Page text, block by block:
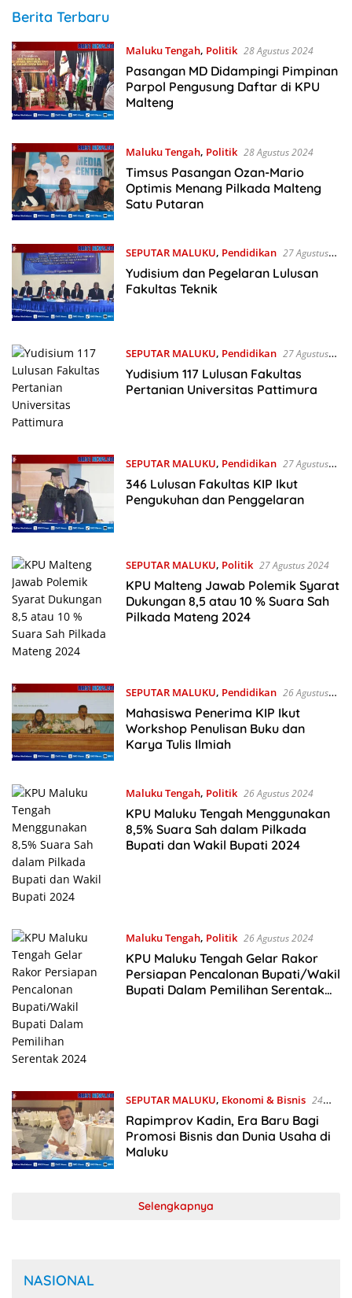
BM31News
Berita Terbaru
Maluku Tengah, Politik 28 Agustus 2024
Pasangan MD Didampingi Pimpinan
Parpol Pengusung Daftar di KPU
Malteng
Maluku Tengah, Politik 28 Agustus 2024
Timsus Pasangan Ozan-Mario
Optimis Menang Pilkada Malteng
Satu Putaran
SEPUTAR MALUKU, Pendidikan 27 Agustus
2024
Yudisium dan Pegelaran Lulusan
Fakultas Teknik
SEPUTAR MALUKU, Pendidikan 27 Agustus
2024
Yudisium 117 Lulusan Fakultas
Pertanian Universitas Pattimura
SEPUTAR MALUKU, Pendidikan 27 Agustus
2024
346 Lulusan Fakultas KIP Ikut
Pengukuhan dan Penggelaran
SEPUTAR MALUKU, Politik 27 Agustus 2024
KPU Malteng Jawab Polemik Syarat
Dukungan 8,5 atau 10 % Suara Sah
Pilkada Mateng 2024
SEPUTAR MALUKU, Pendidikan 26 Agustus
2024
Mahasiswa Penerima KIP Ikut
Workshop Penulisan Buku dan
Karya Tulis Ilmiah
Maluku Tengah, Politik 26 Agustus 2024
KPU Maluku Tengah Menggunakan
8,5% Suara Sah dalam Pilkada
Bupati dan Wakil Bupati 2024
Maluku Tengah, Politik 26 Agustus 2024
KPU Maluku Tengah Gelar Rakor
Persiapan Pencalonan Bupati/Wakil
Bupati Dalam Pemilihan Serentak
SEPUTAR MALUKU, Ekonomi & Bisnis 24
Agustus 2024
Rapimprov Kadin, Era Baru Bagi
Promosi Bisnis dan Dunia Usaha di
Maluku
Selengkapnya
NASIONAL